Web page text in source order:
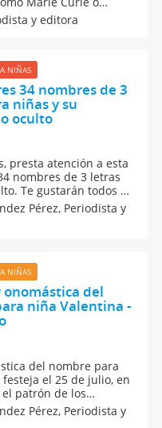
mujeres, y se
nombres para niña
y editora
NIÑAS
34 nombres de 3
niñas y su
oculto
presta atención a esta
nombres de 3 letras
Te gustarán todos y
difícil elegir el
y con mucha
Pérez, Periodista y
NIÑAS
del
niña Valentina -
del nombre para
el 25 de julio, en
patrón de los
debe a la
de santo con la
Pérez, Periodista y